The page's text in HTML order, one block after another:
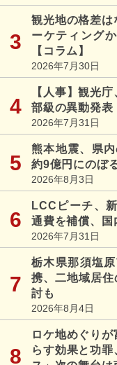
観光地の格差
ーケティング
【コラム】
2026年7月30日
【人事】観光
部級の異動発
2026年7月31日
熊本地震、県
約9億円にのぼ
2026年8月3日
LCCピーチ、
通費を補償、
2026年7月31日
栃木県那須塩
携、二地域居
討も
2026年8月4日
ロケ地めぐり
らす効果と功